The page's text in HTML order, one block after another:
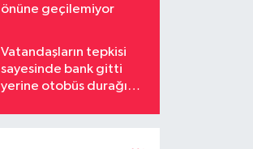
önüne geçilemiyor
Vatandaşların tepkisi
sayesinde bank gitti
yerine otobüs durağı